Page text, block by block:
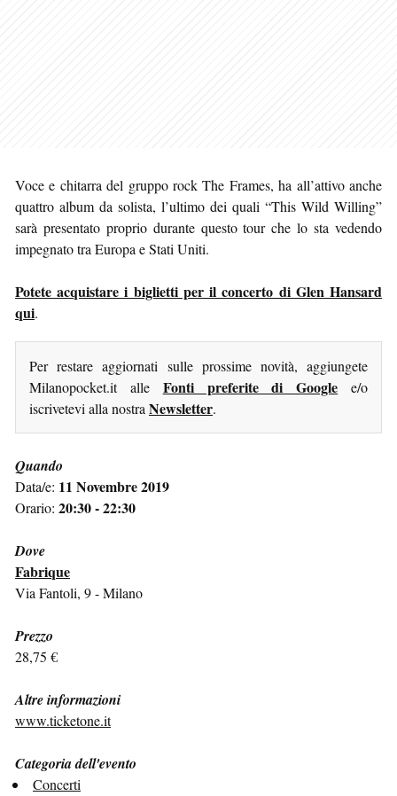
Voce e chitarra del gruppo rock The Frames, ha all’attivo anche
quattro album da solista, l’ultimo dei quali “This Wild Willing”
sarà presentato proprio durante questo tour che lo sta vedendo
impegnato tra Europa e Stati Uniti.
Potete acquistare i biglietti per il concerto di Glen Hansard
qui.
Per restare aggiornati sulle prossime novità, aggiungete
Milanopocket.it alle Fonti preferite di Google e/o
iscrivetevi alla nostra Newsletter.
Quando
Data/e: 11 Novembre 2019
Orario: 20:30 - 22:30
Dove
Fabrique
Via Fantoli, 9 - Milano
Prezzo
28,75 €
Altre informazioni
www.ticketone.it
Categoria dell'evento
Concerti